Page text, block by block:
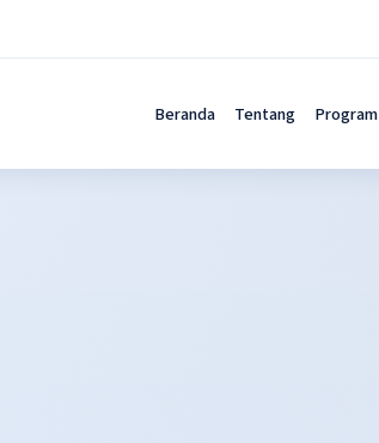
Beranda Tentang Program